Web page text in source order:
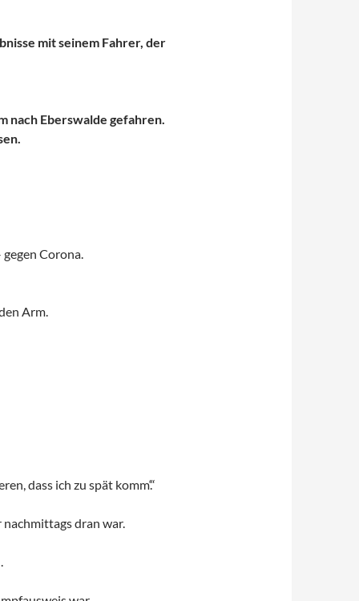
mit seinem Fahrer, der
nach Eberswalde gefahren.
Corona.
Arm.
dass ich zu spät komm‘.“
dran war.